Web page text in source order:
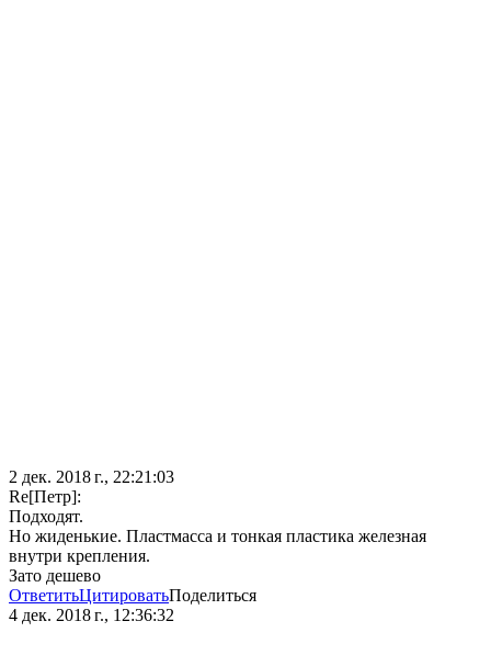
2 дек. 2018 г., 22:21:03
Re[Петр]:
Подходят.
Но жиденькие. Пластмасса и тонкая пластика железная
внутри крепления.
Зато дешево
ОтветитьЦитироватьПоделиться
4 дек. 2018 г., 12:36:32